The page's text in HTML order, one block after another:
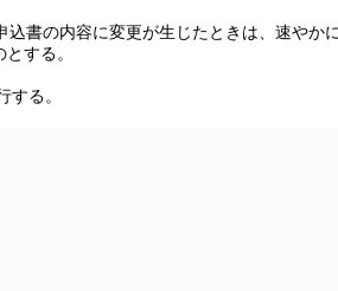
書の内容に変更が生じたときは、速やか
する。
する。